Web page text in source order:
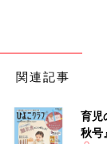
関連記事
育児
秋号